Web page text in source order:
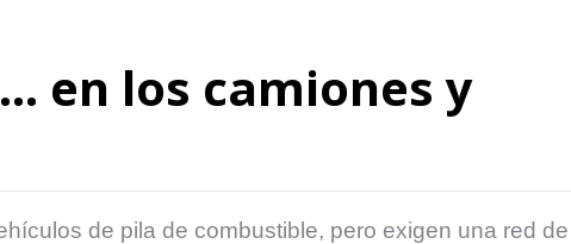
en los camiones y
de pila de combustible, pero exigen una red